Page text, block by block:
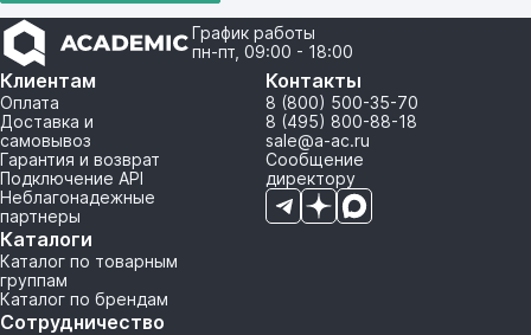
График работы
пн-пт, 09:00 - 18:00
Клиентам
Оплата
Доставка и
самовывоз
Гарантия и возврат
Подключение API
Неблагонадежные
партнеры
Каталоги
Каталог по товарным
группам
Каталог по брендам
Сотрудничество
Контакты
8 (800) 500-35-70
8 (495) 800-88-18
sale@a-ac.ru
Сообщение
директору